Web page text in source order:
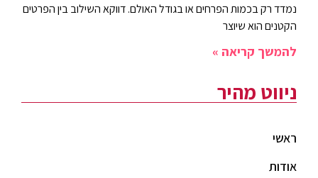
נמדד רק בכמות הפרחים או בגודל האולם. דווקא השילוב בין הפרטים
הקטנים הוא שיוצר
להמשך קריאה »
ניווט מהיר
ראשי
אודות